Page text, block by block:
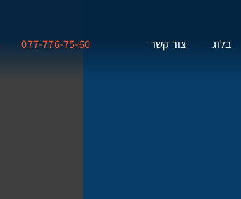
בלוג צור קשר 077-776-75-60